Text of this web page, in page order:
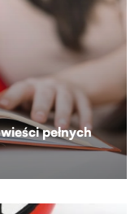
pełnych